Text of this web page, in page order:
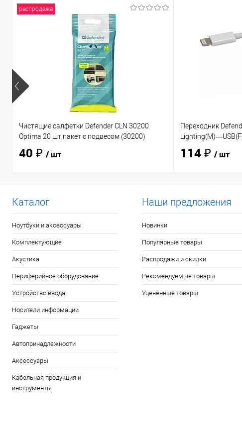
распродажа
Чистящие салфетки Defender CLN 30200
Optima 20 шт,пакет с подвесом (30200)
40 ₽ / шт
Переходник
114 ₽ / шт
Каталог
Ноутбуки и аксессуары
Комплектующие
Акустика
Периферийное оборудование
Устройство ввода
Носители информации
Гаджеты
Автопринадлежности
Аксессуары
Кабельная продукция и
инструменты
Наши предложения
Новинки
Популярные товары
Распродажи и скидки
Рекомендуемые товары
Уцененные товары